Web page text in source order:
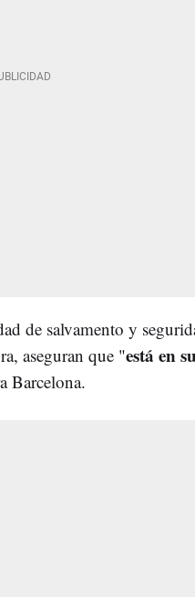
de salvamento y
aseguran que "está en
Barcelona.